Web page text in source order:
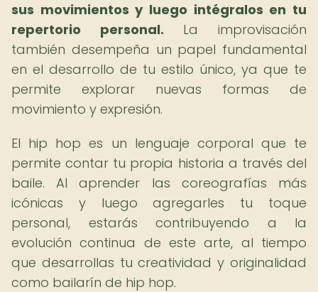
sus movimientos y luego intégralos en tu
repertorio personal. La improvisación
también desempeña un papel fundamental
en el desarrollo de tu estilo único, ya que te
permite explorar nuevas formas de
movimiento y expresión.
El hip hop es un lenguaje corporal que te
permite contar tu propia historia a través del
baile. Al aprender las coreografías más
icónicas y luego agregarles tu toque
personal, estarás contribuyendo a la
evolución continua de este arte, al tiempo
que desarrollas tu creatividad y originalidad
como bailarín de hip hop.